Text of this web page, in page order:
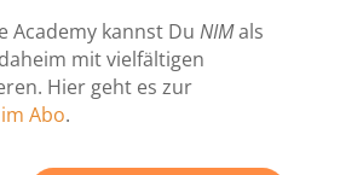
Academy kannst Du NIMals
mit vielfältigen
Hier geht es zur
Abo.